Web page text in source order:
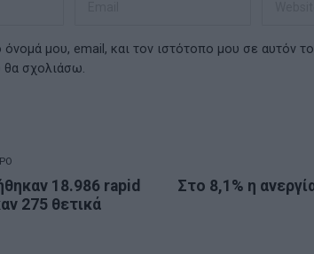
μου, email, και τον ιστότοπο μου σε αυτόν
σχολιάσω.
18.986 rapid
275 θετικά
Στο 8,1% η